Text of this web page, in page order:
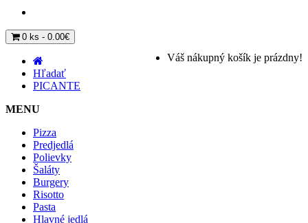
0 ks - 0.00€
Váš nákupný košík je prázdny!
Hľadať
PICANTE
MENU
Pizza
Predjedlá
Polievky
Šaláty
Burgery
Risotto
Pasta
Hlavné jedlá